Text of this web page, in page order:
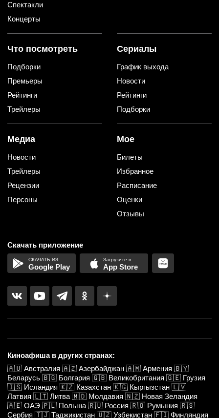
Спектакли
Концерты
Что посмотреть
Подборки
Премьеры
Рейтинги
Трейлеры
Сериалы
График выхода
Новости
Рейтинги
Подборки
Медиа
Новости
Трейлеры
Рецензии
Персоны
Мое
Билеты
Избранное
Расписание
Оценки
Отзывы
Скачать приложение
Google Play App Store
Киноафиша в других странах:
🇦🇺 Австралия 🇦🇿 Азербайджан 🇦🇲 Армения 🇧🇾
Беларусь 🇧🇬 Болгария 🇬🇧 Великобритания 🇬🇪 Грузия
🇮🇸 Исландия 🇰🇿 Казахстан 🇰🇬 Кыргызстан 🇱🇻
Латвия 🇱🇹 Литва 🇲🇩 Молдавия 🇳🇿 Новая Зеландия
🇦🇪 ОАЭ 🇵🇱 Польша 🇷🇺 Россия 🇷🇴 Румыния 🇷🇸
Сербия 🇹🇯 Таджикистан 🇺🇿 Узбекистан 🇫🇮 Финляндия